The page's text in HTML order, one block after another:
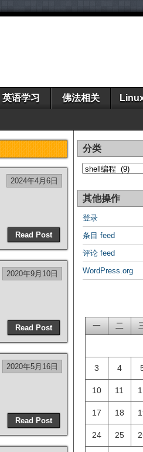
英语学习 佛法相关
2024年4月6日
Read Post
2020年9月10日
Read Post
2020年5月16日
Read Post
分类
分
类
其他操作
登录
条目 feed
评论 feed
WordPress.org
一 二
3 4
10 11
17 18
24 25